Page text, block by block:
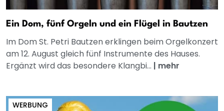
Ein Dom, fünf Orgeln und ein Flügel in Bautzen
Im Dom St. Petri Bautzen erklingen beim Orgelkonzert
am 12. August gleich fünf Instrumente des Hauses.
Ergänzt wird das besondere Klangbi... | mehr
WERBUNG